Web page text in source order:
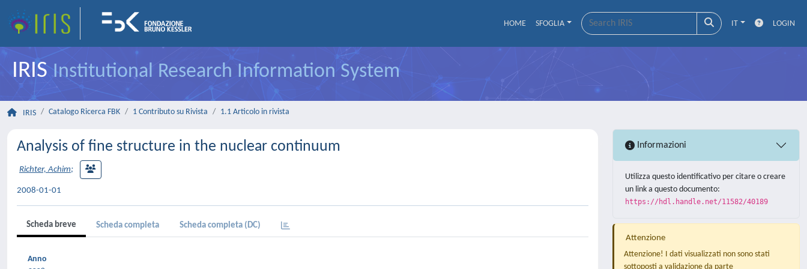
HOME SFOGLIA IT LOGIN
IRISInstitutional Research Information System
IRIS Catalogo Ricerca FBK 1 Contributo su Rivista 1.1 Articolo in rivista
Analysis of fine structure in the nuclear continuum
Richter, Achim;
2008-01-01
Scheda breve Scheda completa Scheda completa (DC)
Anno
Informazioni
Utilizza questo identificativo per citare o creare
un link a questo documento:
https://hdl.handle.net/11582/40189
Attenzione
Attenzione! I dati visualizzati non sono stati
sottoposti a validazione da parte